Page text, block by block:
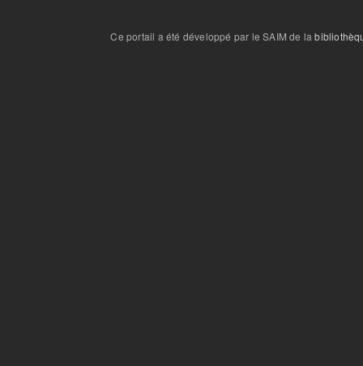
Ce portail a été développé par le SAIM de la